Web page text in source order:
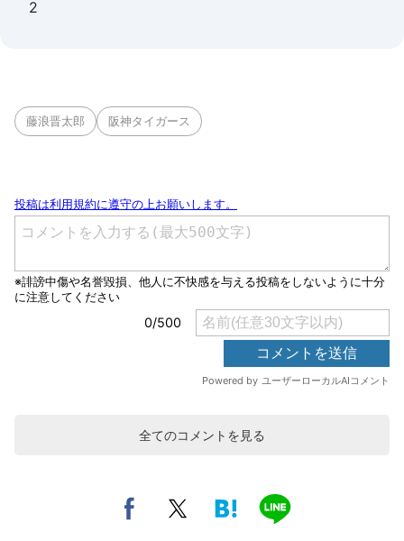
2
藤浪晋太郎 阪神タイガース
全てのコメントを見る